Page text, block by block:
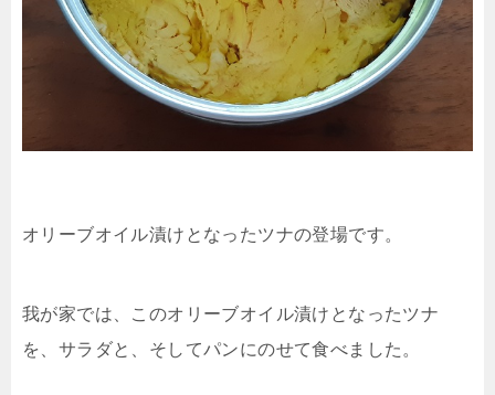
オリーブオイル漬けとなったツナの登場です。
我が家では、このオリーブオイル漬けとなったツナ
を、サラダと、そしてパンにのせて食べました。